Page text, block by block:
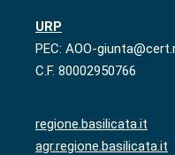
URP
PEC: AOO-
C.F. 80002950766
regione.basilicata.it
agr.regione.basilicata.it